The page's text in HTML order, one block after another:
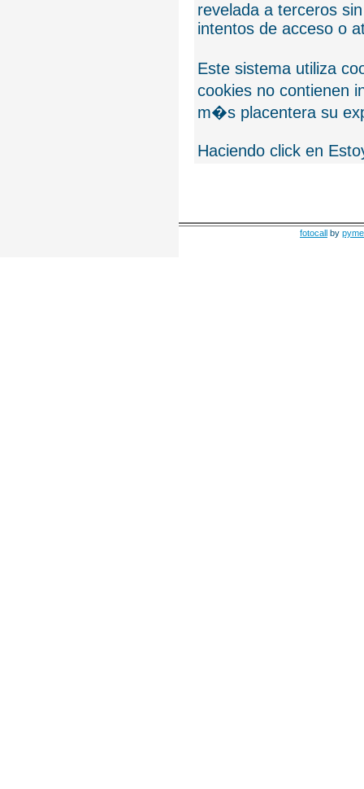
revelada a terceros
intentos de acceso o
Este sistema utiliza
cookies no contienen
m�s placentera su
Haciendo click en
fotocall by